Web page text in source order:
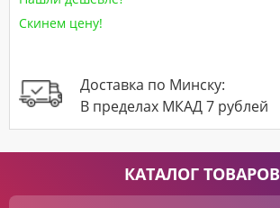
Скинем цену!
Доставка по Минску:
В пределах МКАД 7 рублей
КАТАЛОГ ТОВАРОВ